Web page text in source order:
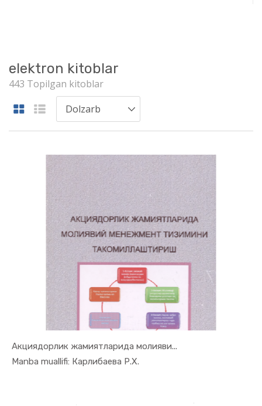
elektron kitoblar
443 Topilgan kitoblar
Акциядорлик жамиятларида молияви...
Manba muallifi: Карлибаева Р.Х.
In Moliya,...